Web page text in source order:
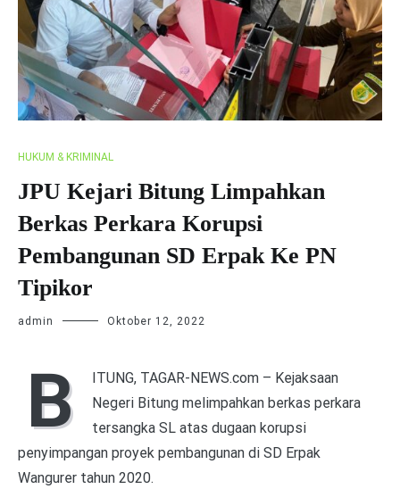
HUKUM & KRIMINAL
JPU Kejari Bitung Limpahkan
Berkas Perkara Korupsi
Pembangunan SD Erpak Ke PN
Tipikor
admin Oktober 12, 2022
B
ITUNG, TAGAR-NEWS.com – Kejaksaan
Negeri Bitung melimpahkan berkas perkara
tersangka SL atas dugaan korupsi
penyimpangan proyek pembangunan di SD Erpak
Wangurer tahun 2020.